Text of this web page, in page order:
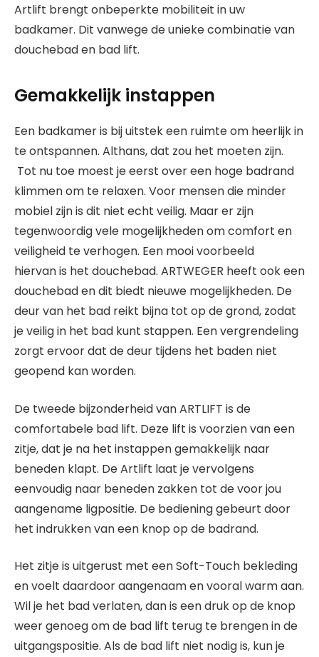
Artlift brengt onbeperkte mobiliteit in uw
badkamer. Dit vanwege de unieke combinatie van
douchebad en bad lift.
Gemakkelijk instappen
Een badkamer is bij uitstek een ruimte om heerlijk in
te ontspannen. Althans, dat zou het moeten zijn.
Tot nu toe moest je eerst over een hoge badrand
klimmen om te relaxen. Voor mensen die minder
mobiel zijn is dit niet echt veilig. Maar er zijn
tegenwoordig vele mogelijkheden om comfort en
veiligheid te verhogen. Een mooi voorbeeld
hiervan is het douchebad. ARTWEGER heeft ook een
douchebad en dit biedt nieuwe mogelijkheden. De
deur van het bad reikt bijna tot op de grond, zodat
je veilig in het bad kunt stappen. Een vergrendeling
zorgt ervoor dat de deur tijdens het baden niet
geopend kan worden.
De tweede bijzonderheid van ARTLIFT is de
comfortabele bad lift. Deze lift is voorzien van een
zitje, dat je na het instappen gemakkelijk naar
beneden klapt. De Artlift laat je vervolgens
eenvoudig naar beneden zakken tot de voor jou
aangename ligpositie. De bediening gebeurt door
het indrukken van een knop op de badrand.
Het zitje is uitgerust met een Soft-Touch bekleding
en voelt daardoor aangenaam en vooral warm aan.
Wil je het bad verlaten, dan is een druk op de knop
weer genoeg om de bad lift terug te brengen in de
uitgangspositie. Als de bad lift niet nodig is, kun je